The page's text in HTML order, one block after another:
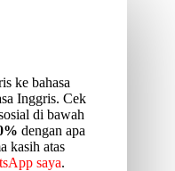
ke bahasa
Inggris. Cek
di bawah
dengan apa
kasih atas
saya.